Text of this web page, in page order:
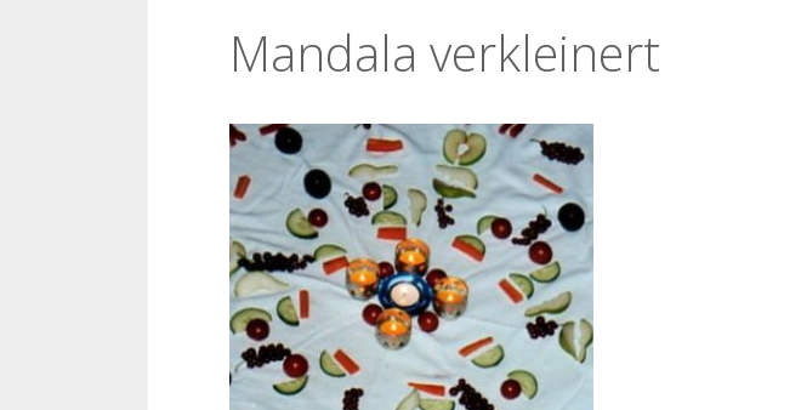
Mandala verkleinert